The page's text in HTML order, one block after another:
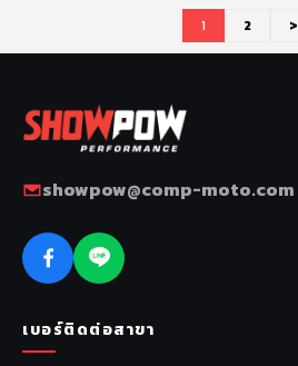
1 2 >
showpow@comp-moto.com
เบอร์ติดต่อสาขา